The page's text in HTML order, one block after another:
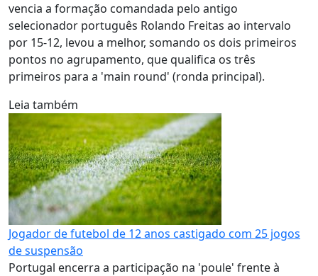
vencia a formação comandada pelo antigo
selecionador português Rolando Freitas ao intervalo
por 15-12, levou a melhor, somando os dois primeiros
pontos no agrupamento, que qualifica os três
primeiros para a 'main round' (ronda principal).
Leia também
Jogador de futebol de 12 anos castigado com 25 jogos
de suspensão
Portugal encerra a participação na 'poule' frente à